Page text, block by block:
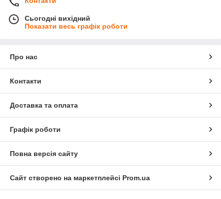
Сьогодні вихідний
Показати весь графік роботи
Про нас
Контакти
Доставка та оплата
Графік роботи
Повна версія сайту
Сайт створено на маркетплейсі Prom.ua